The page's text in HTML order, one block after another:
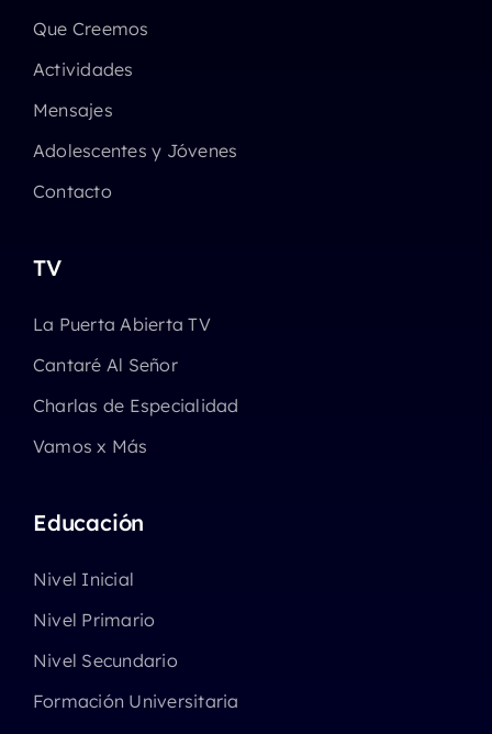
Que Creemos
Actividades
Mensajes
Adolescentes y Jóvenes
Contacto
TV
La Puerta Abierta TV
Cantaré Al Señor
Charlas de Especialidad
Vamos x Más
Educación
Nivel Inicial
Nivel Primario
Nivel Secundario
Formación Universitaria